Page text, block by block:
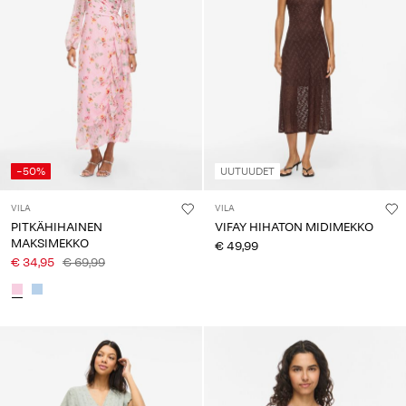
-50%
VILA
PITKÄHIHAINEN
MAKSIMEKKO
€ 34,95 € 69,99
UUTUUDET
VILA
VIFAY HIHATON MIDIMEKKO
€ 49,99